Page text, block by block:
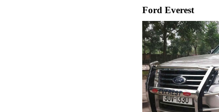
Ford Everest